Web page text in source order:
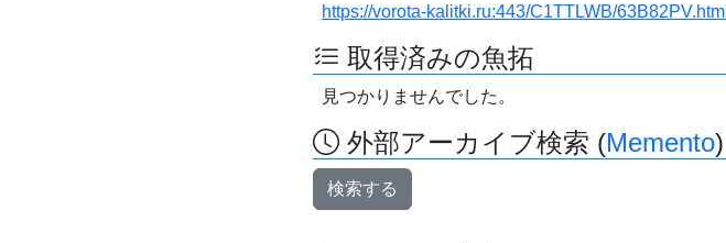
https://vorota-kalitki.ru:443/C1TTLWB/63B82PV.html
取得済みの魚拓
見つかりませんでした。
外部アーカイブ検索 (Memento)
検索する